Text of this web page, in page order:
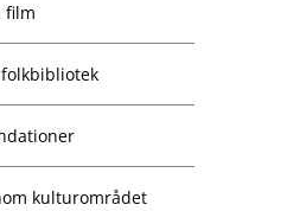
film
kulturområdet